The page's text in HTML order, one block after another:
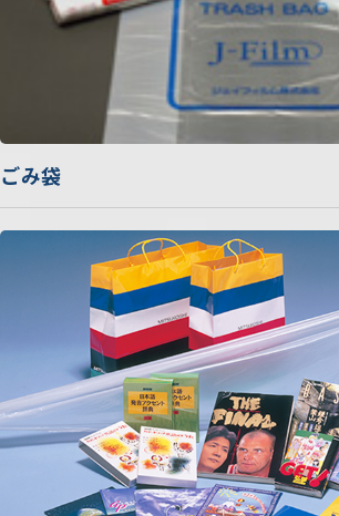
ごみ袋